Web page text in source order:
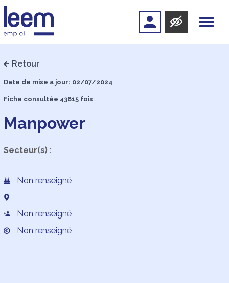
Retour
Date de mise a jour: 02/07/2024
Fiche consultée 43815 fois
Manpower
Secteur(s):
Non renseigné
Non renseigné
Non renseigné